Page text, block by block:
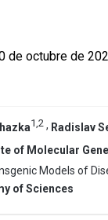
de octubre de
1,2 , Radislav
of Molecular
Models of
of Sciences